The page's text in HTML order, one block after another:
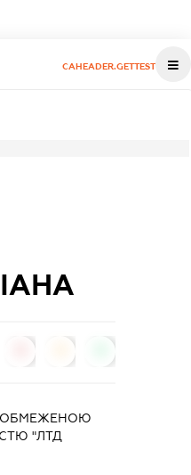
CAHEADER.GETTEST
ОБМЕЖЕНОЮ
"ЛТД